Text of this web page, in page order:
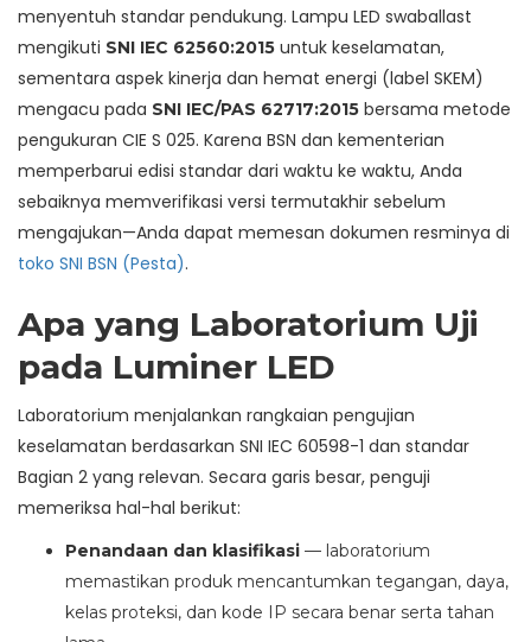
menyentuh standar pendukung. Lampu LED swaballast
mengikuti SNI IEC 62560:2015 untuk keselamatan,
sementara aspek kinerja dan hemat energi (label SKEM)
mengacu pada SNI IEC/PAS 62717:2015 bersama metode
pengukuran CIE S 025. Karena BSN dan kementerian
memperbarui edisi standar dari waktu ke waktu, Anda
sebaiknya memverifikasi versi termutakhir sebelum
mengajukan—Anda dapat memesan dokumen resminya di
toko SNI BSN (Pesta).
Apa yang Laboratorium Uji
pada Luminer LED
Laboratorium menjalankan rangkaian pengujian
keselamatan berdasarkan SNI IEC 60598-1 dan standar
Bagian 2 yang relevan. Secara garis besar, penguji
memeriksa hal-hal berikut:
Penandaan dan klasifikasi — laboratorium
memastikan produk mencantumkan tegangan, daya,
kelas proteksi, dan kode IP secara benar serta tahan